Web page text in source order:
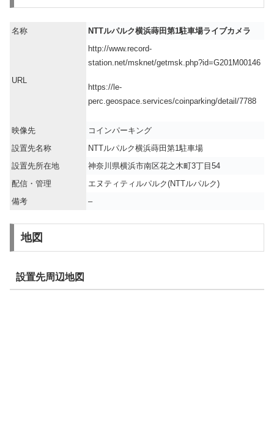
名称 NTTルパルク横浜蒔田第1駐車場ライブカメラ
URL
http://www.record-
station.net/msknet/getmsk.php?id=G201M00146
https://le-
perc.geospace.services/coinparking/detail/7788
映像先
コインパーキング
設置先名称
NTTルパルク横浜蒔田第1駐車場
設置先所在地
神奈川県横浜市南区花之木町3丁目54
配信・管理
エヌティティルパルク(NTTルパルク)
備考
–
地図
設置先周辺地図